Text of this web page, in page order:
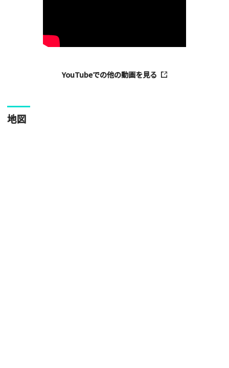
YouTubeでの他の動画を見る
地図